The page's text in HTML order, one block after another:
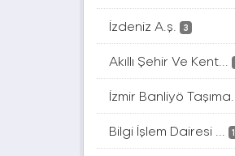
İzdeniz A.ş. 3
Akıllı Şehir Ve Kent...
İzmir Banliyö Taşıma...
Bilgi İşlem Dairesi ... 1